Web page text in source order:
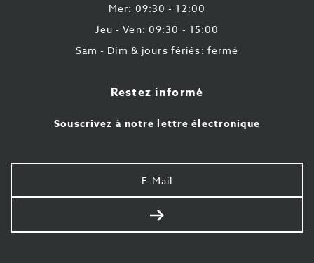
Mer: 09:30 - 12:00
Jeu - Ven: 09:30 - 15:00
Sam - Dim & jours fériés: fermé
Restez informé
Souscrivez à notre lettre électronique
Votre
e-
mail
Envoyer